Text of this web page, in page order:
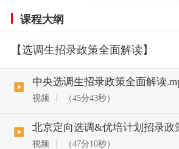
课程大纲
【选调生招录政策全面解读】
中央选调生招录政策全面解读
视频 （45分43秒）
北京定向选调&优培计划招录政
视频 （47分10秒）